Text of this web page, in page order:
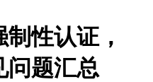
性认证，
问题汇总